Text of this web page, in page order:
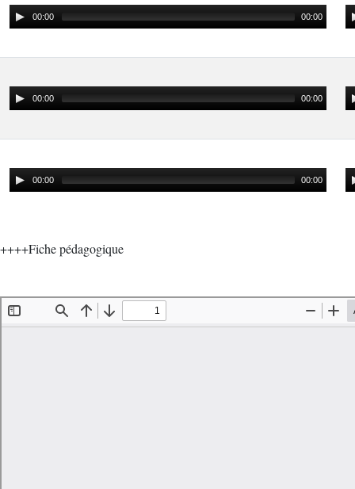
00:00 00:00
00:00 00:00
00:00 00:00
++++Fiche pédagogique